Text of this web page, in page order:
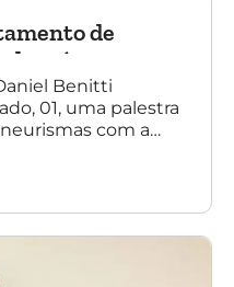
de
AlegreBenitti
01, uma palestra
com a
centro) com os
do Rio Grande